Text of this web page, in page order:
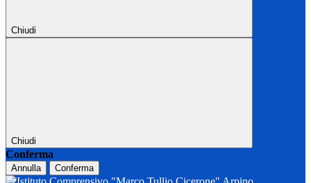
Chiudi
Chiudi
Conferma
Annulla Conferma